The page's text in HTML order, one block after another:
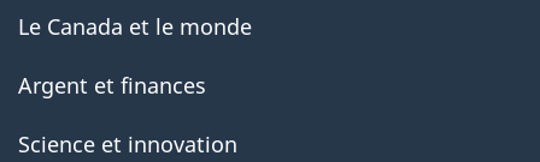
Le Canada et le monde
Argent et finances
Science et innovation